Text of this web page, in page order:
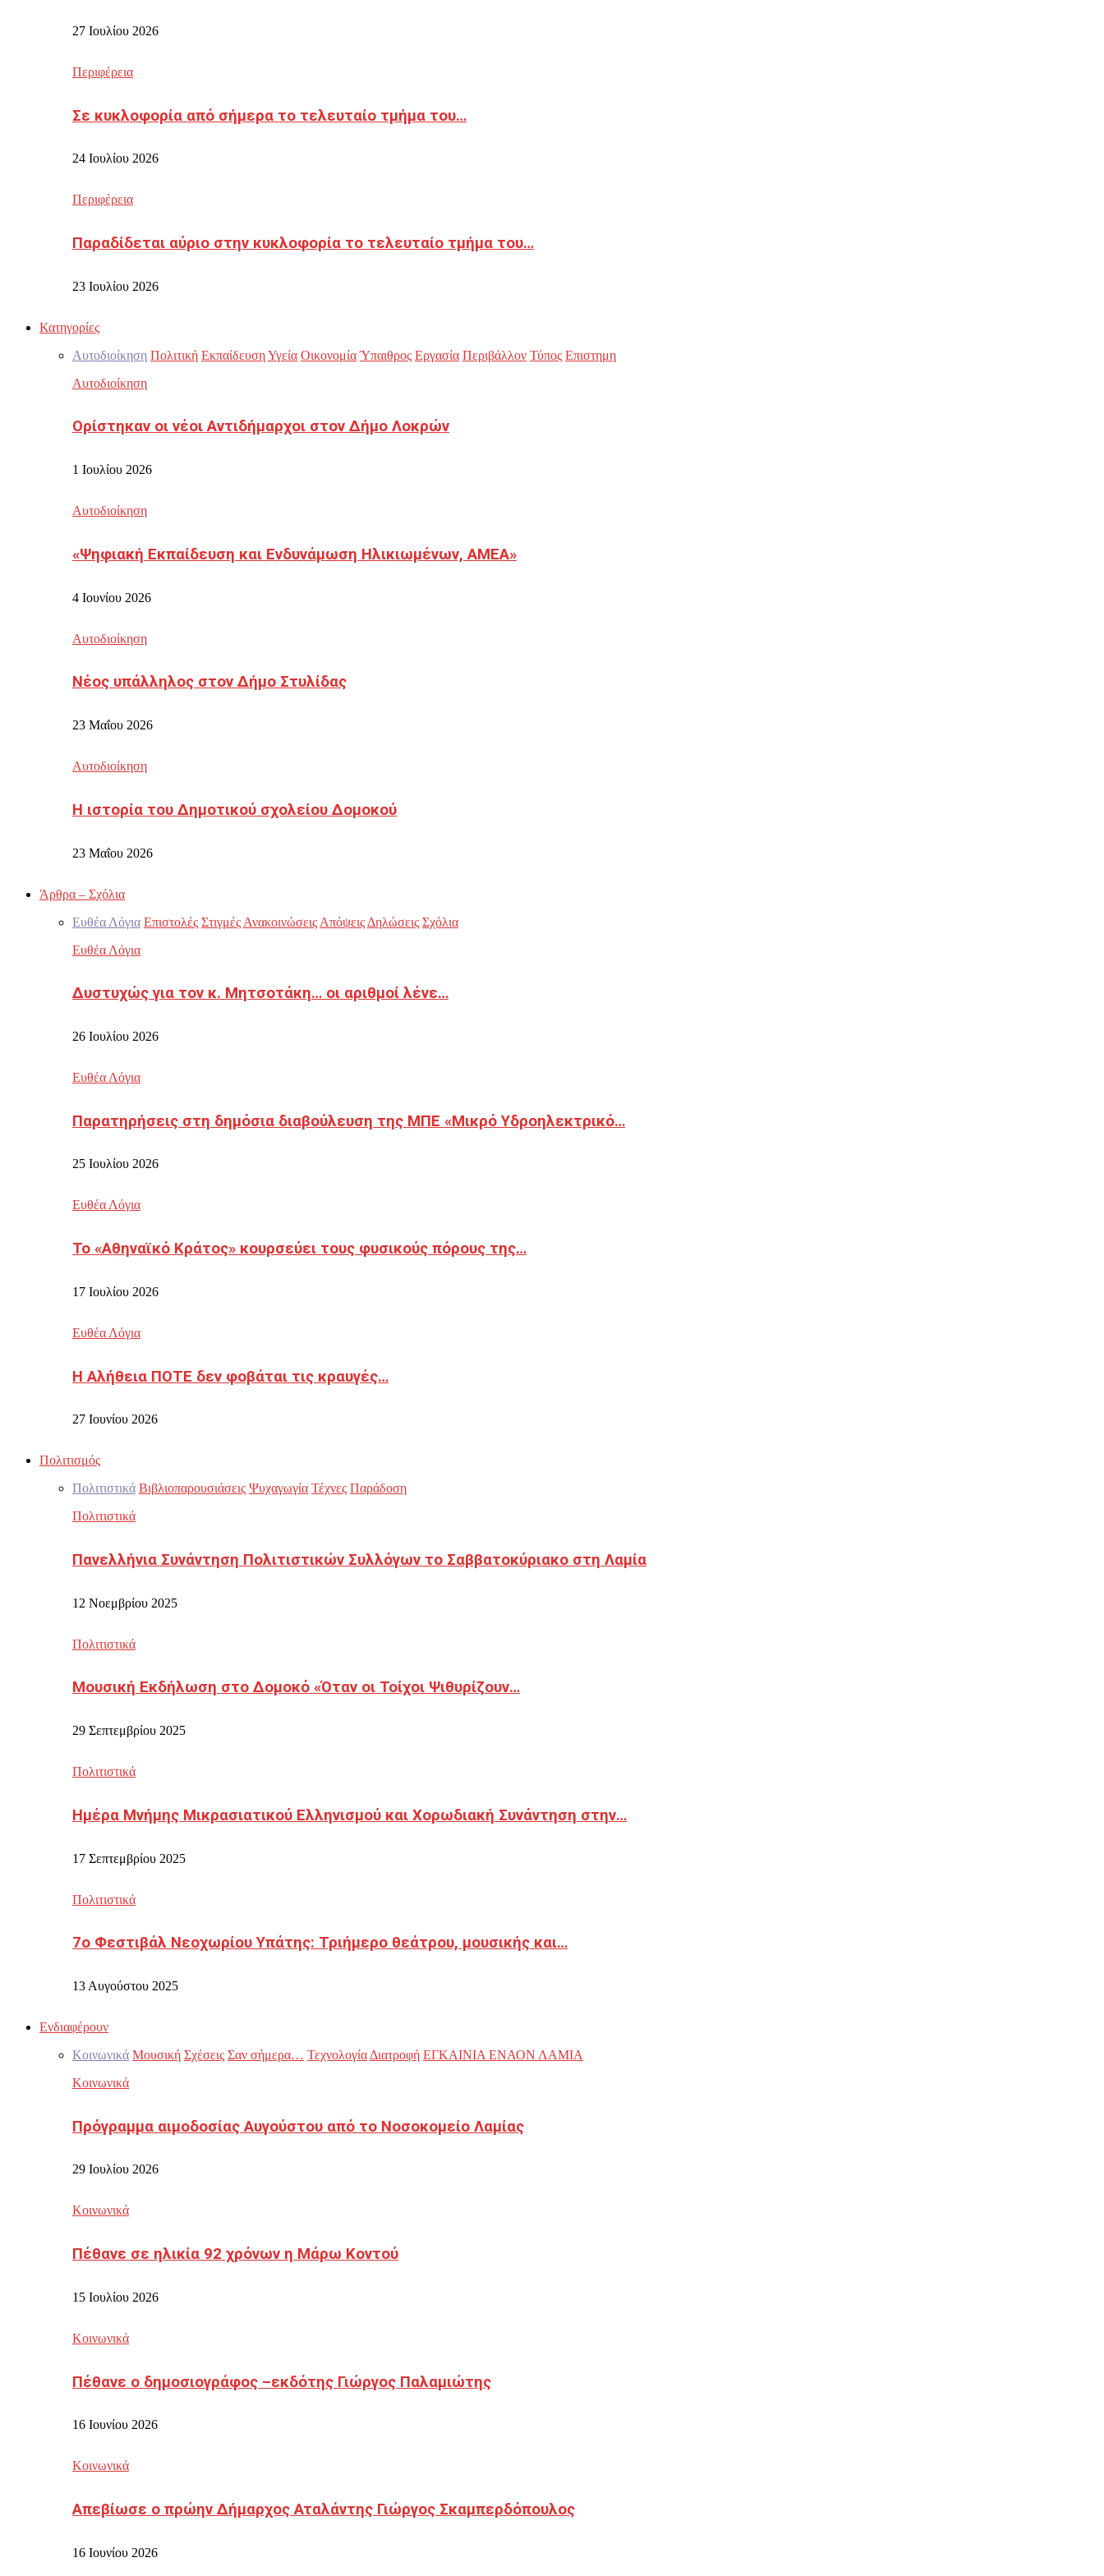
27 Ιουλίου 2026
Περιφέρεια
Σε κυκλοφορία από σήμερα το τελευταίο τμήμα του…
24 Ιουλίου 2026
Περιφέρεια
Παραδίδεται αύριο στην κυκλοφορία το τελευταίο τμήμα του…
23 Ιουλίου 2026
Κατηγορίες
Αυτοδιοίκηση Πολιτική ΕκπαίδευσηΥγεία Οικονομία Ύπαιθρος Εργασία Περιβάλλον Τύπος Επιστημη
Αυτοδιοίκηση
Ορίστηκαν οι νέοι Αντιδήμαρχοι στον Δήμο Λοκρών
1 Ιουλίου 2026
Αυτοδιοίκηση
«Ψηφιακή Εκπαίδευση και Ενδυνάμωση Ηλικιωμένων, ΑΜΕΑ»
4 Ιουνίου 2026
Αυτοδιοίκηση
Νέος υπάλληλος στον Δήμο Στυλίδας
23 Μαΐου 2026
Αυτοδιοίκηση
Η ιστορία του Δημοτικού σχολείου Δομοκού
23 Μαΐου 2026
Άρθρα – Σχόλια
Ευθέα Λόγια Επιστολές Στιγμές Ανακοινώσεις Απόψεις Δηλώσεις Σχόλια
Ευθέα Λόγια
Δυστυχώς για τον κ. Μητσοτάκη… οι αριθμοί λένε…
26 Ιουλίου 2026
Ευθέα Λόγια
Παρατηρήσεις στη δημόσια διαβούλευση της ΜΠΕ «Μικρό Υδροηλεκτρικό…
25 Ιουλίου 2026
Ευθέα Λόγια
Το «Αθηναϊκό Κράτος» κουρσεύει τους φυσικούς πόρους της…
17 Ιουλίου 2026
Ευθέα Λόγια
Η Αλήθεια ΠΟΤΕ δεν φοβάται τις κραυγές…
27 Ιουνίου 2026
Πολιτισμός
Πολιτιστικά Βιβλιοπαρουσιάσεις Ψυχαγωγία Τέχνες Παράδοση
Πολιτιστικά
Πανελλήνια Συνάντηση Πολιτιστικών Συλλόγων το Σαββατοκύριακο στη Λαμία
12 Νοεμβρίου 2025
Πολιτιστικά
Μουσική Εκδήλωση στο Δομοκό «Όταν οι Τοίχοι Ψιθυρίζουν…
29 Σεπτεμβρίου 2025
Πολιτιστικά
Ημέρα Μνήμης Μικρασιατικού Ελληνισμού και Χορωδιακή Συνάντηση στην…
17 Σεπτεμβρίου 2025
Πολιτιστικά
7ο Φεστιβάλ Νεοχωρίου Υπάτης: Τριήμερο θεάτρου, μουσικής και…
13 Αυγούστου 2025
Ενδιαφέρουν
Κοινωνικά Μουσική Σχέσεις Σαν σήμερα… Τεχνολογία Διατροφή ΕΓΚΑΙΝΙΑ ΕΝΑΟΝ ΛΑΜΙΑ
Κοινωνικά
Πρόγραμμα αιμοδοσίας Αυγούστου από το Νοσοκομείο Λαμίας
29 Ιουλίου 2026
Κοινωνικά
Πέθανε σε ηλικία 92 χρόνων η Μάρω Κοντού
15 Ιουλίου 2026
Κοινωνικά
Πέθανε ο δημοσιογράφος –εκδότης Γιώργος Παλαμιώτης
16 Ιουνίου 2026
Κοινωνικά
Απεβίωσε ο πρώην Δήμαρχος Αταλάντης Γιώργος Σκαμπερδόπουλος
16 Ιουνίου 2026